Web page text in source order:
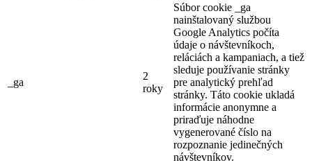
_ga
2
roky
Súbor cookie _ga
nainštalovaný službou
Google Analytics počíta
údaje o návštevníkoch,
reláciách a kampaniach, a tiež
sleduje používanie stránky
pre analytický prehľad
stránky. Táto cookie ukladá
informácie anonymne a
priraďuje náhodne
vygenerované číslo na
rozpoznanie jedinečných
návštevníkov.